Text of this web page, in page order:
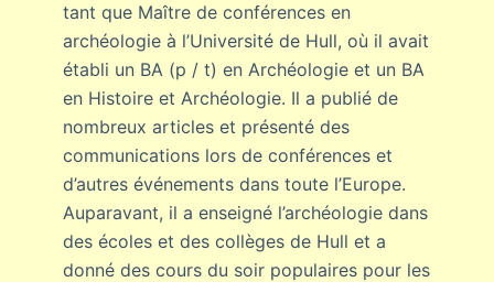
tant que Maître de conférences en
archéologie à l’Université de Hull, où il avait
établi un BA (p / t) en Archéologie et un BA
en Histoire et Archéologie. Il a publié de
nombreux articles et présenté des
communications lors de conférences et
d’autres événements dans toute l’Europe.
Auparavant, il a enseigné l’archéologie dans
des écoles et des collèges de Hull et a
donné des cours du soir populaires pour les